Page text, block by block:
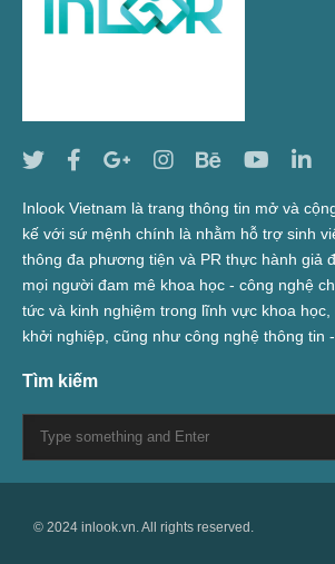
Inlook Vietnam là trang thông tin mở và
kế với sứ mệnh chính là nhằm hỗ trợ sinh
thông đa phương tiện và PR thực hành giả
mọi người đam mê khoa học - công nghệ
tức và kinh nghiệm trong lĩnh vực khoa
khởi nghiệp, cũng như công nghệ thông tin
Tìm kiếm
© 2024 inlook.vn. All rights reserved.